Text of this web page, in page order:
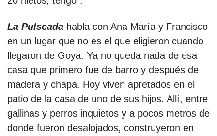
La Pulseada habla con Ana María y Francisco
en un lugar que no es el que eligieron cuando
llegaron de Goya. Ya no queda nada de esa
casa que primero fue de barro y después de
madera y chapa. Hoy viven apretados en el
patio de la casa de uno de sus hijos. Allí, entre
gallinas y perros inquietos y a pocos metros de
donde fueron desalojados, construyeron en